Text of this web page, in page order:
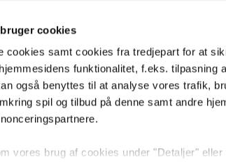
cookies
cookies samt cookies fra tredjepart for at
funktionalitet, f.eks. tilpasning
også benyttes til at analyse vores trafik,
spil og tilbud på denne samt andre
vores brug af cookies under "Detaljer"